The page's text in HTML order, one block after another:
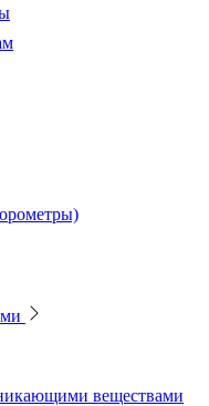
веществами